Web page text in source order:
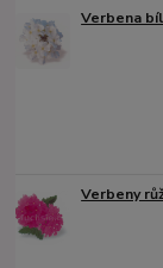
Verbena
Verbeny